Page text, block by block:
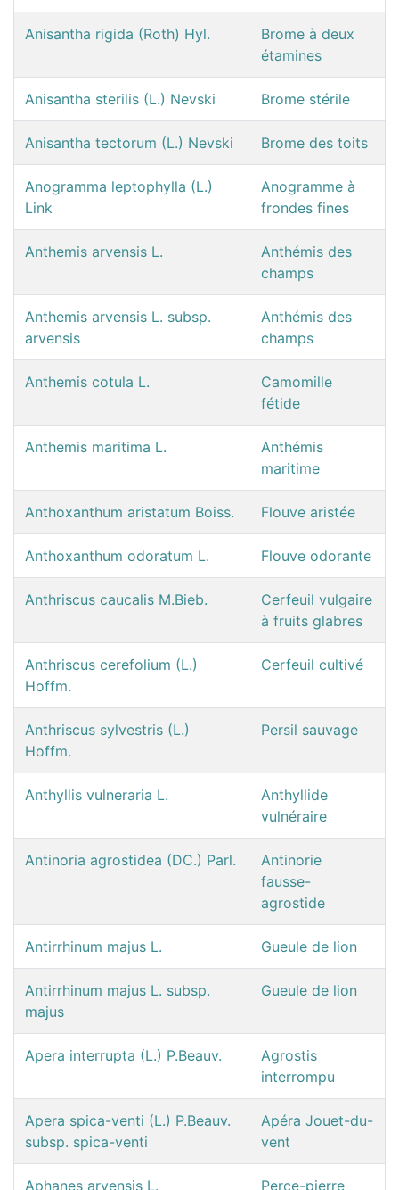
Anisantha rigida (Roth) Hyl.
Brome à deux
étamines
Anisantha sterilis (L.) Nevski Brome stérile
Anisantha tectorum (L.) Nevski Brome des toits
Anogramma leptophylla (L.)
Link
Anogramme à
frondes fines
Anthemis arvensis L.
Anthémis des
champs
Anthemis arvensis L. subsp.
arvensis
Anthémis des
champs
Anthemis cotula L.
Camomille
fétide
Anthemis maritima L.
Anthémis
maritime
Anthoxanthum aristatum Boiss. Flouve aristée
Anthoxanthum odoratum L. Flouve odorante
Anthriscus caucalis M.Bieb.
Cerfeuil vulgaire
à fruits glabres
Anthriscus cerefolium (L.)
Hoffm.
Cerfeuil cultivé
Anthriscus sylvestris (L.)
Hoffm.
Persil sauvage
Anthyllis vulneraria L.
Anthyllide
vulnéraire
Antinoria agrostidea (DC.) Parl.
Antinorie
fausse-
agrostide
Antirrhinum majus L. Gueule de lion
Antirrhinum majus L. subsp.
majus
Gueule de lion
Apera interrupta (L.) P.Beauv.
Agrostis
interrompu
Apera spica-venti (L.) P.Beauv.
subsp. spica-venti
Apéra Jouet-du-
vent
Aphanes arvensis L. Perce-pierre